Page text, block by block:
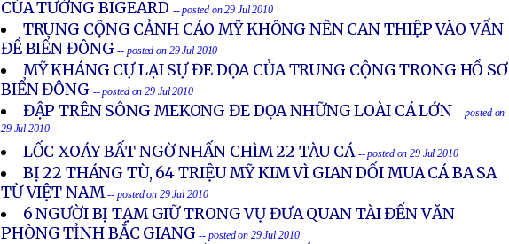
CỦA TƯỚNG BIGEARD -- posted on 29 Jul 2010
TRUNG CỘNG CẢNH CÁO MỸ KHÔNG NÊN CAN THIỆP VÀO VẤN
ĐỀ BIỂN ĐÔNG-- posted on 29 Jul 2010
MỸ KHÁNG CỰ LẠI SỰ ĐE DỌA CỦA TRUNG CỘNG TRONG HỒ SƠ
BIỂN ĐÔNG -- posted on 29 Jul 2010
ĐẬP TRÊN SÔNG MEKONG ĐE DỌA NHỮNG LOÀI CÁ LỚN -- posted on
29 Jul 2010
LỐC XOÁY BẤT NGỜ NHẤN CHÌM 22 TÀU CÁ -- posted on 29 Jul 2010
BỊ 22 THÁNG TÙ, 64 TRIỆU MỸ KIM VÌ GIAN DỐI MUA CÁ BA SA
TỪ VIỆT NAM-- posted on 29 Jul 2010
6 NGƯỜI BỊ TẠM GIỮ TRONG VỤ ĐƯA QUAN TÀI ĐẾN VĂN
PHÒNG TỈNH BẮC GIANG -- posted on 29 Jul 2010